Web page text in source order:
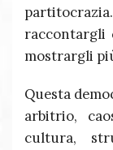
raccontargli
mostrargli
Questa
arbitrio,
cultura,